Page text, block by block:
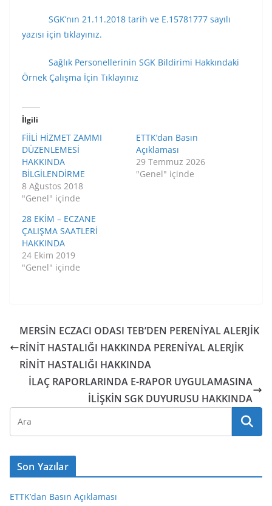
SGK’nın 21.11.2018 tarih ve E.15781777 sayılı
yazısı için tıklayınız.
Sağlık Personellerinin SGK Bildirimi Hakkındaki
Örnek Çalışma İçin Tıklayınız
İlgili
FİİLİ HİZMET ZAMMI
DÜZENLEMESİ
HAKKINDA
BİLGİLENDİRME
8 Ağustos 2018
"Genel" içinde
ETTK’dan Basın
Açıklaması
29 Temmuz 2026
"Genel" içinde
28 EKİM – ECZANE
ÇALIŞMA SAATLERİ
HAKKINDA
24 Ekim 2019
"Genel" içinde
MERSİN ECZACI ODASI TEB’DEN PERENİYAL ALERJİK
RİNİT HASTALIĞI HAKKINDA PERENİYAL ALERJİK
RİNİT HASTALIĞI HAKKINDA
İLAÇ RAPORLARINDA E-RAPOR UYGULAMASINA
İLİŞKİN SGK DUYURUSU HAKKINDA
Son Yazılar
ETTK’dan Basın Açıklaması